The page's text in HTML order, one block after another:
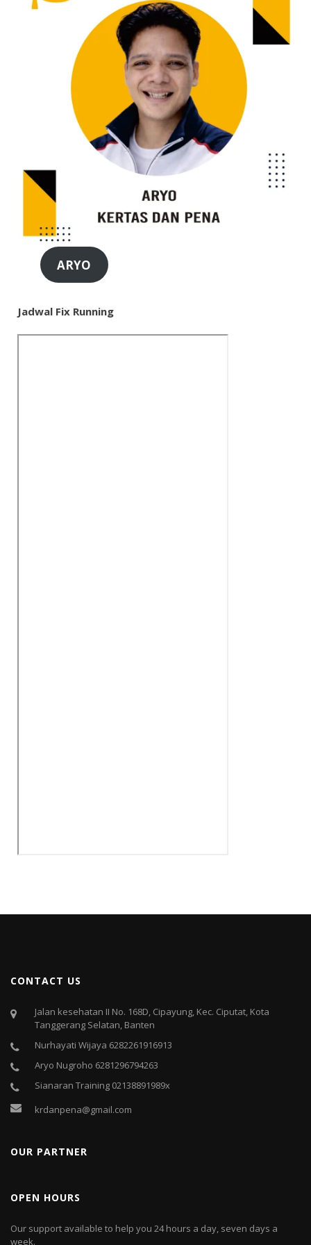
ARYO
Jadwal Fix Running
CONTACT US
Jalan kesehatan II No. 168D, Cipayung, Kec. Ciputat, Kota
Tanggerang Selatan, Banten
Nurhayati Wijaya 6282261916913
Aryo Nugroho 6281296794263
Sianaran Training 02138891989x
krdanpena@gmail.com
OUR PARTNER
OPEN HOURS
Our support available to help you 24 hours a day, seven days a
week.